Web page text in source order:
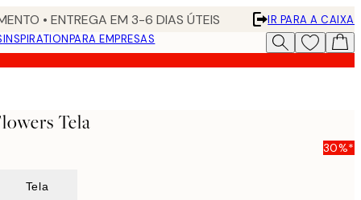
• ENTREGA EM 3-6 DIAS ÚTEIS
IR PARA A CAIXA
INSPIRATIONPARA EMPRESAS
Tela
30%*
Tela